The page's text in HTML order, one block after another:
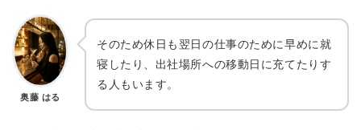
奥藤 はる
そのため休日も翌日の仕事のために早めに就
寝したり、出社場所への移動日に充てたりす
る人もいます。